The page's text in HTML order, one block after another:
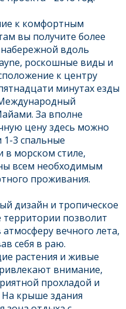
к комфортным
вы получите более
вдоль
роскошные виды и
к центру
минутах езды
За вполне
цену здесь можно
1-3 спальные
в морском стиле,
всем необходимым
проживания.
дизайн и тропическое
территории позволит
атмосферу вечного лета,
себя в раю.
растения и живые
внимание,
прохладой и
крыше здания